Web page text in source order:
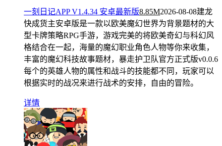
一刻日记APP V1.4.34 安卓最新版8.85M2026-08-08建龙
快成货主安卓版是一款以欧美魔幻世界为背景题材的大
型卡牌策略RPG手游，游戏完美的将欧美奇幻与科幻风
格结合在一起，海量的魔幻职业角色人物等你来收集，
丰富的魔幻科技故事题材，暴走护卫队官方正式版v0.0.6
每个的英雄人物的属性和战斗的技能都不同，玩家可以
根据实时的战况来进行战术的安排，自由的冒险。
详情